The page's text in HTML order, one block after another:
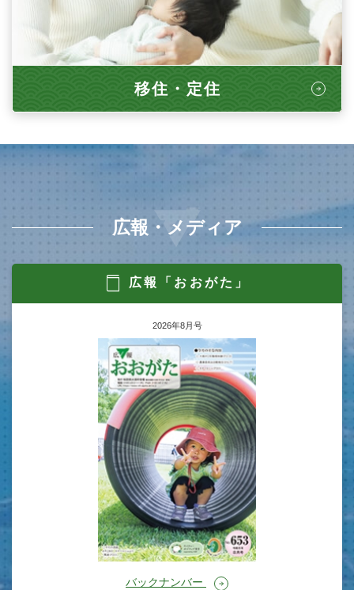
移住・定住
広報・メディア
広報「おおがた」
2026年8月号
バックナンバー